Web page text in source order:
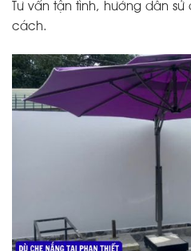
Tư vấn tận tình, hướng dẫn
cách.